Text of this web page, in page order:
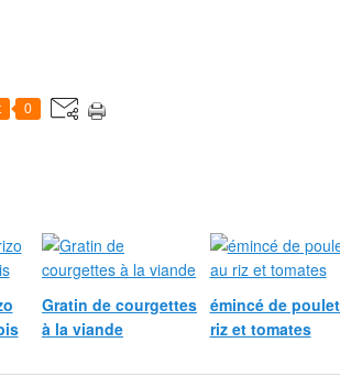
0
Gratin de courgettes
à la viande
émincé de
riz et tomates